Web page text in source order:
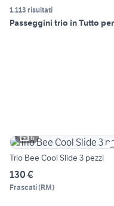
1.113 risultati
Passeggini trio in Tutto
6
Trio Bee Cool Slide 3 pezzi
130 €
Frascati(RM)